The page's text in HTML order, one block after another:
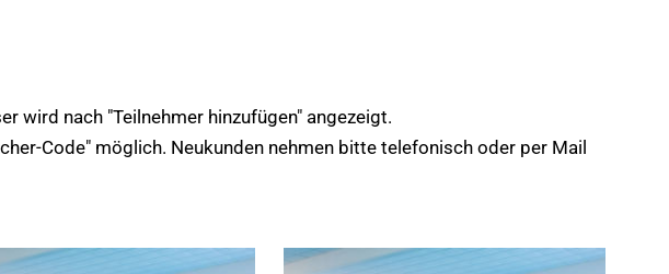
wird nach "Teilnehmer hinzufügen" angezeigt.
Code" möglich. Neukunden nehmen bitte telefonisch oder per Mail